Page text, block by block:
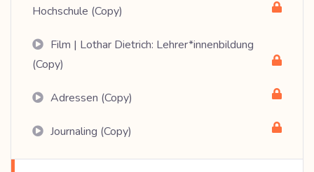
Hochschule (Copy)
Film | Lothar Dietrich: Lehrer*innenbildung
(Copy)
Adressen (Copy)
Journaling (Copy)